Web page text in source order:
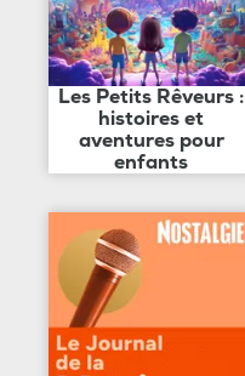
Les Petits Rêveurs :
histoires et
aventures pour
enfants